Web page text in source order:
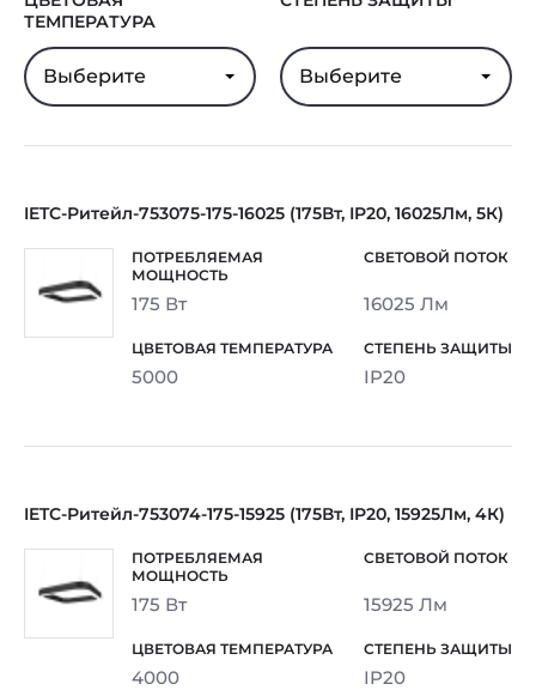
ТЕМПЕРАТУРА
Выберите Выберите
IETC-Ритейл-753075-175-16025 (175Вт, IP20, 16025Лм, 5К)
175 Вт 16025 Лм
5000 IP20
IETC-Ритейл-753074-175-15925 (175Вт, IP20, 15925Лм, 4К)
175 Вт 15925 Лм
4000 IP20